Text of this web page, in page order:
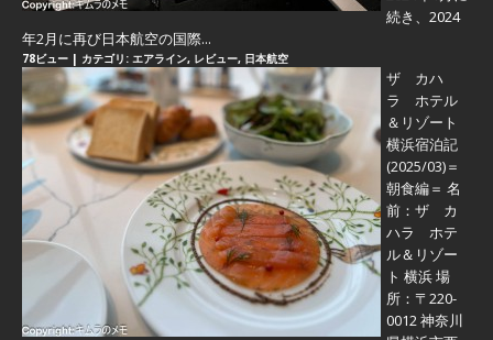
続き、2024
年2月に再び日本航空の国際...
78ビュー | カテゴリ: エアライン, レビュー, 日本航空
ザ カハ
ラ ホテル
＆リゾート
横浜宿泊記
(2025/03)＝
朝食編＝ 名
前：ザ カ
ハラ ホテ
ル＆リゾー
ト 横浜 場
所：〒220-
0012 神奈川